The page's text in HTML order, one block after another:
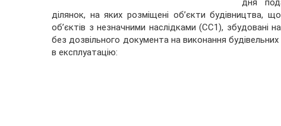
дня
ділянок, на яких розміщені об’єкти будівництва,
об’єктів з незначними наслідками (СС1), збудовані
без дозвільного документа на виконання
в експлуатацію: